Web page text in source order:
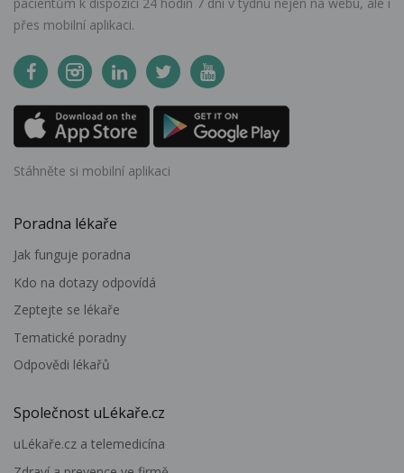
přes mobilní aplikaci.
Stáhněte si mobilní aplikaci
Poradna lékaře
Jak funguje poradna
Kdo na dotazy odpovídá
Zeptejte se lékaře
Tematické poradny
Odpovědi lékařů
Společnost uLékaře.cz
uLékaře.cz a telemedicína